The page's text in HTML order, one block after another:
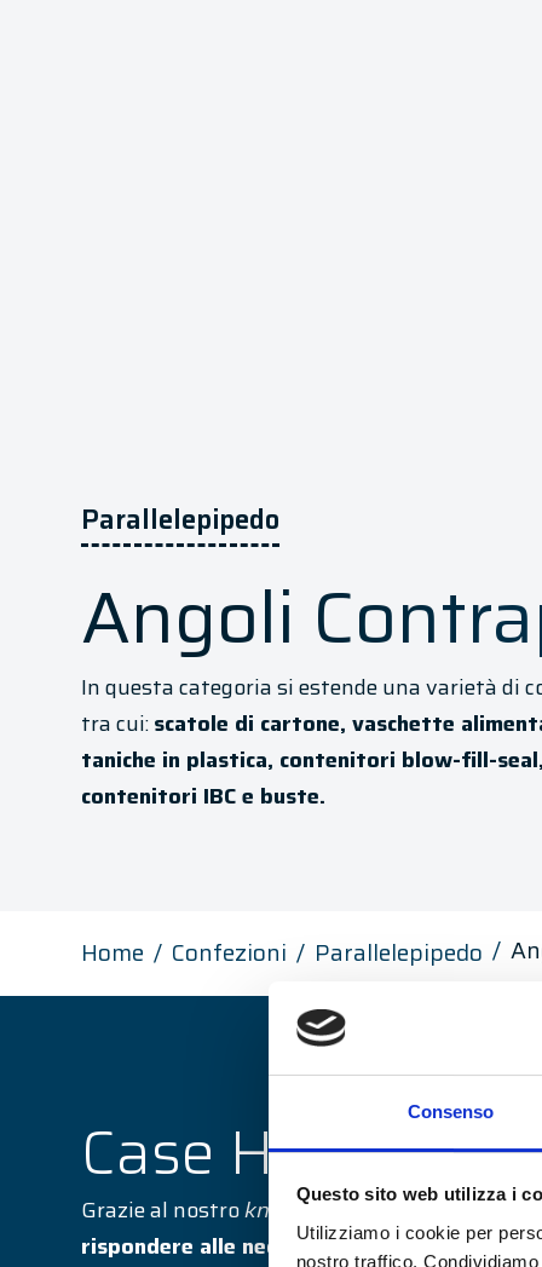
Consenso
Questo sito web utilizza i
Utilizziamo i cookie per
nostro traffico.
Parallelepipedo
Angoli
In questa categoria si estende una varietà di
tra cui:scatole di cartone, vaschette
taniche in plastica, contenitori blow-fill-
contenitori IBC e buste.
Home Confezioni Parallelepipedo
Case History
Grazie al nostroknow-howrealizziamo
rispondere alle necessitàdi ogni cliente,